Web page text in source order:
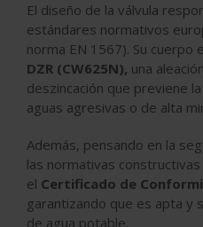
El diseño de la válvula
estándares normativos
norma EN 1567). Su cuerpo
DZR (CW625N), una
deszincación que previene
aguas agresivas o de alta
Además, pensando en la
las normativas
el Certificado de
garantizando que es apta y
de agua potable.